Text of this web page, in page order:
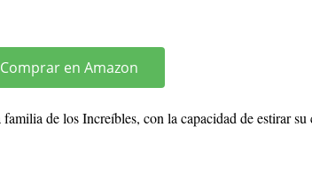
Comprar en Amazon
de los Increíbles, con la capacidad de estirar